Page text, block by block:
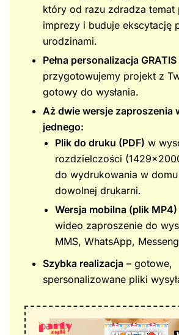
który od razu zdradza temat
imprezy i buduje ekscytację
urodzinami.
Pełna personalizacja GRATIS
przygotowujemy projekt z
gotowy do wysłania.
Aż dwie wersje zaproszenia
jednego:
Plik do druku (PDF) w
rozdzielczości
do wydrukowania w
dowolnej drukarni.
Wersja mobilna (plik MP4)
wideo zaproszenie do
MMS, WhatsApp,
Szybka realizacja – gotowe,
spersonalizowane pliki